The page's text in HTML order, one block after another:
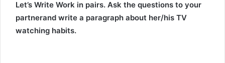
Let’s Write Work in pairs. Ask the questions to your
partnerand write a paragraph about her/his TV
watching habits.